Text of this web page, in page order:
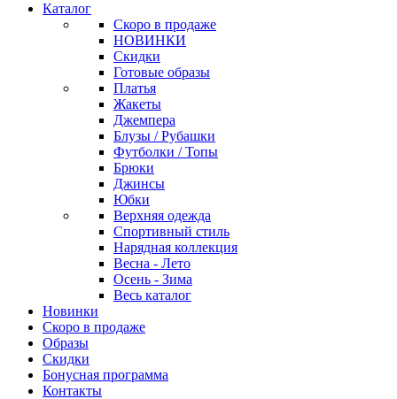
Каталог
Скоро в продаже
НОВИНКИ
Скидки
Готовые образы
Платья
Жакеты
Джемпера
Блузы / Рубашки
Футболки / Топы
Брюки
Джинсы
Юбки
Верхняя одежда
Спортивный стиль
Нарядная коллекция
Весна - Лето
Осень - Зима
Весь каталог
Новинки
Скоро в продаже
Образы
Скидки
Бонусная программа
Контакты